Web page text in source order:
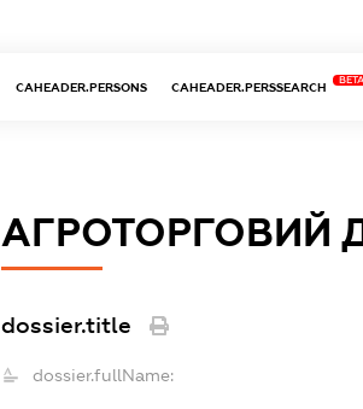
CAHEADER.PERSONS CAHEADER.PERSSEARCH
BETA
АГРОТОРГОВИЙ
dossier.title
dossier.fullName: